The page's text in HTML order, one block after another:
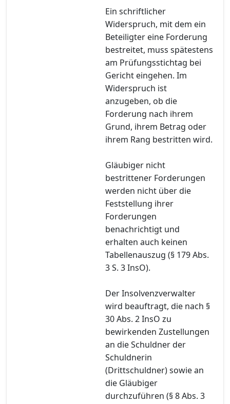
Ein schriftlicher
Widerspruch, mit dem ein
Beteiligter eine Forderung
bestreitet, muss spätestens
am Prüfungsstichtag bei
Gericht eingehen. Im
Widerspruch ist
anzugeben, ob die
Forderung nach ihrem
Grund, ihrem Betrag oder
ihrem Rang bestritten wird.
Gläubiger nicht
bestrittener Forderungen
werden nicht über die
Feststellung ihrer
Forderungen
benachrichtigt und
erhalten auch keinen
Tabellenauszug (§ 179 Abs.
3 S. 3 InsO).
Der Insolvenzverwalter
wird beauftragt, die nach §
30 Abs. 2 InsO zu
bewirkenden Zustellungen
an die Schuldner der
Schuldnerin
(Drittschuldner) sowie an
die Gläubiger
durchzuführen (§ 8 Abs. 3